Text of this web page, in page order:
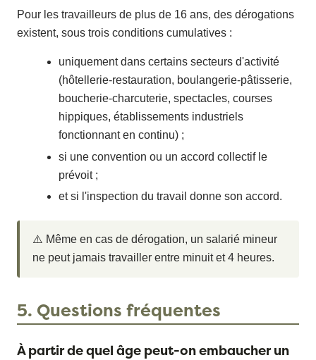
Pour les travailleurs de plus de 16 ans, des dérogations
existent, sous trois conditions cumulatives :
uniquement dans certains secteurs d'activité
(hôtellerie-restauration, boulangerie-pâtisserie,
boucherie-charcuterie, spectacles, courses
hippiques, établissements industriels
fonctionnant en continu) ;
si une convention ou un accord collectif le
prévoit ;
et si l'inspection du travail donne son accord.
⚠️ Même en cas de dérogation, un salarié mineur
ne peut jamais travailler entre minuit et 4 heures.
5. Questions fréquentes
À partir de quel âge peut-on embaucher un